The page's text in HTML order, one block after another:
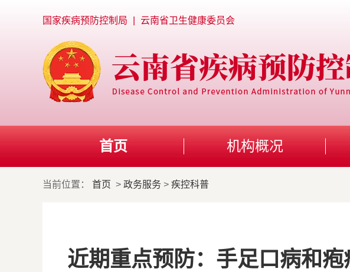
国家疾病预防控制局 云南省卫生健康委员会
首页 机构概况
当前位置： 首页 > 政务服务 > 疾控科普
近期重点预防：手足口病和